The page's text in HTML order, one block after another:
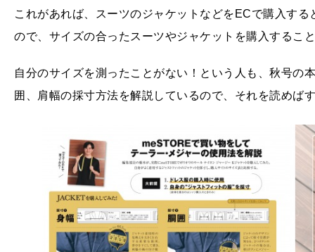
これがあれば、スーツのジャケットなどをECで購入す
ので、サイズの合ったスーツやジャケットを購入するこ
自分のサイズを測ったことがない！という人も、秋号の
囲、肩幅の採寸方法を解説しているので、それを読めば